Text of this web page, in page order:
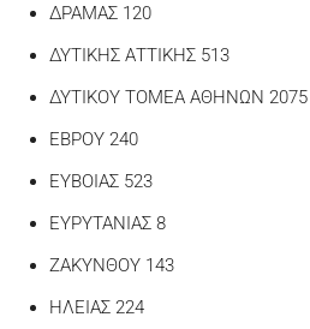
ΔΡΑΜΑΣ 120
ΔΥΤΙΚΗΣ ΑΤΤΙΚΗΣ 513
ΔΥΤΙΚΟΥ ΤΟΜΕΑ ΑΘΗΝΩΝ 2075
ΕΒΡΟΥ 240
ΕΥΒΟΙΑΣ 523
ΕΥΡΥΤΑΝΙΑΣ 8
ΖΑΚΥΝΘΟΥ 143
ΗΛΕΙΑΣ 224